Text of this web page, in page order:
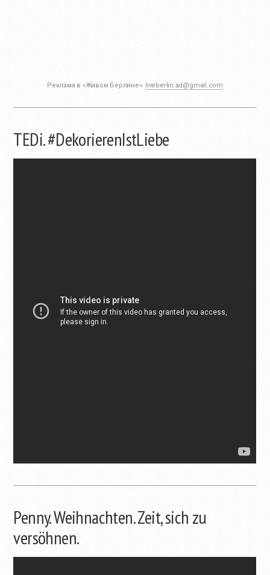
Реклама в «Живом Берлине»: liveberlin.ad@gmail.com
TEDi. #DekorierenIstLiebe
Penny. Weihnachten. Zeit, sich zu
versöhnen.